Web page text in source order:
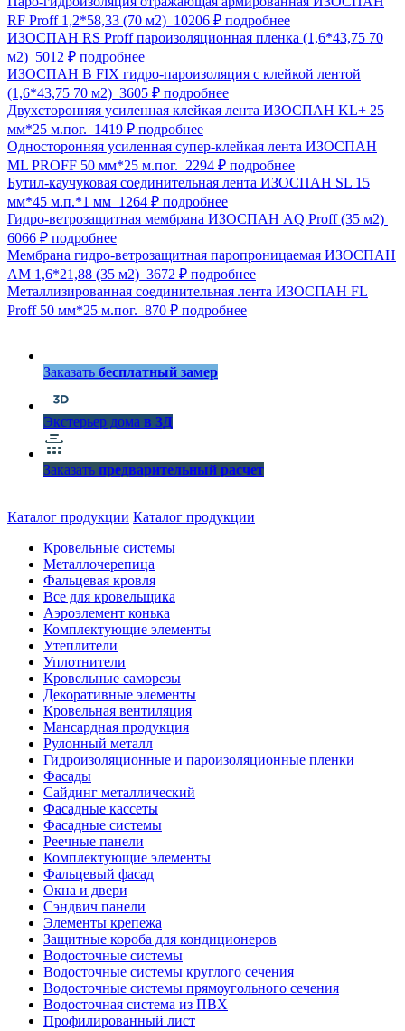
RF Proff 1,2*58,33 (70 м2) 10206 ₽ подробнее
ИЗОСПАН RS Proff пароизоляционная пленка (1,6*43,75 70
м2) 5012 ₽ подробнее
ИЗОСПАН В FIX гидро-пароизоляция с клейкой лентой
(1,6*43,75 70 м2) 3605 ₽ подробнее
Двухсторонняя усиленная клейкая лента ИЗОСПАН KL+ 25
мм*25 м.пог. 1419 ₽ подробнее
Односторонняя усиленная супер-клейкая лента ИЗОСПАН
ML PROFF 50 мм*25 м.пог. 2294 ₽ подробнее
Бутил-каучуковая соединительная лента ИЗОСПАН SL 15
мм*45 м.п.*1 мм 1264 ₽ подробнее
Гидро-ветрозащитная мембрана ИЗОСПАН AQ Proff (35 м2)
6066 ₽ подробнее
Мембрана гидро-ветрозащитная паропроницаемая ИЗОСПАН
АМ 1,6*21,88 (35 м2) 3672 ₽ подробнее
Металлизированная соединительная лента ИЗОСПАН FL
Proff 50 мм*25 м.пог. 870 ₽ подробнее
Заказать бесплатный замер
Экстерьер дома в 3Д
Заказать предварительный расчет
Каталог продукции Каталог продукции
Кровельные системы
Металлочерепица
Фальцевая кровля
Все для кровельщика
Аэроэлемент конька
Комплектующие элементы
Утеплители
Уплотнители
Кровельные саморезы
Декоративные элементы
Кровельная вентиляция
Мансардная продукция
Рулонный металл
Гидроизоляционные и пароизоляционные пленки
Фасады
Сайдинг металлический
Фасадные кассеты
Фасадные системы
Реечные панели
Комплектующие элементы
Фальцевый фасад
Окна и двери
Сэндвич панели
Элементы крепежа
Защитные короба для кондиционеров
Водосточные системы
Водосточные системы круглого сечения
Водосточные системы прямоугольного сечения
Водосточная система из ПВХ
Профилированный лист